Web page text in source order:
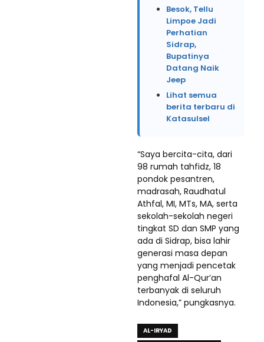
Besok, Tellu
Limpoe Jadi
Perhatian
Sidrap,
Bupatinya
Datang Naik
Jeep
Lihat semua
berita terbaru di
Katasulsel
“Saya bercita-cita, dari
98 rumah tahfidz, 18
pondok pesantren,
madrasah, Raudhatul
Athfal, MI, MTs, MA, serta
sekolah-sekolah negeri
tingkat SD dan SMP yang
ada di Sidrap, bisa lahir
generasi masa depan
yang menjadi pencetak
penghafal Al-Qur’an
terbanyak di seluruh
Indonesia,” pungkasnya.
AL-IRYAD